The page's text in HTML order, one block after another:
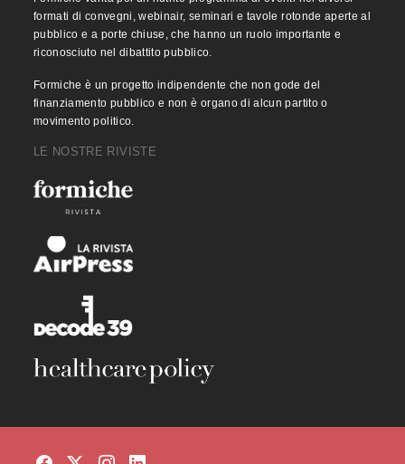
formati di convegni, webinair, seminari e tavole rotonde aperte al
pubblico e a porte chiuse, che hanno un ruolo importante e
riconosciuto nel dibattito pubblico.
Formiche è un progetto indipendente che non gode del
finanziamento pubblico e non è organo di alcun partito o
movimento politico.
LE NOSTRE RIVISTE